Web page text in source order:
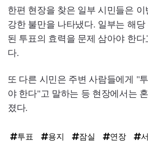
한편 현장을 찾은 일부 시민들은 이
강한 불만을 나타냈다. 일부는 해당
된 투표의 효력을 문제 삼아야 한다
다.
또 다른 시민은 주변 사람들에게 "
야 한다"고 말하는 등 현장에서는
졌다.
투표 용지 잠실 연장